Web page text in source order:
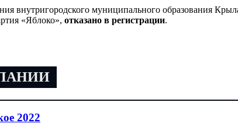
внутригородского муниципального образования
«Яблоко», отказано в регистрации.
2022